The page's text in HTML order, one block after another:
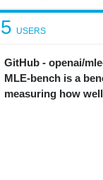
speech 自動生成
GitHub - openai/
MLE-bench is a
measuring how
5 USERS